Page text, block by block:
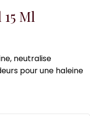
Ml
neutralise
pour une haleine